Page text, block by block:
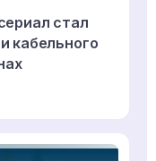
стал
кабельного